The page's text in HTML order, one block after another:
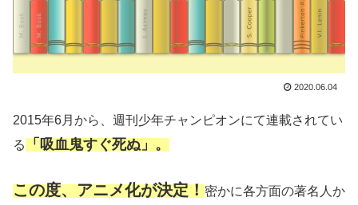
2020.06.04
2015年6月から、週刊少年チャンピオンにて連載されてい
る
「吸血鬼すぐ死ぬ」。
この度、アニメ化が決定！密かに各方面の著名人か